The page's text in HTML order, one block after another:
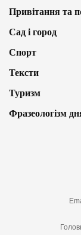
Привітання та
Сад і город
Спорт
Тексти
Туризм
Фразеологізм